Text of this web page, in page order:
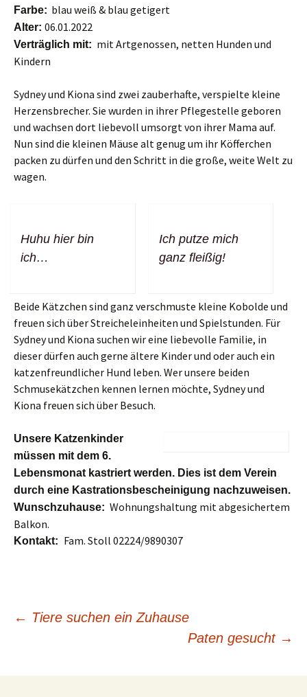
Farbe: blau weiß & blau getigert
Alter: 06.01.2022
Verträglich mit: mit Artgenossen, netten Hunden und
Kindern
Sydney und Kiona sind zwei zauberhafte, verspielte kleine
Herzensbrecher. Sie wurden in ihrer Pflegestelle geboren
und wachsen dort liebevoll umsorgt von ihrer Mama auf.
Nun sind die kleinen Mäuse alt genug um ihr Köfferchen
packen zu dürfen und den Schritt in die große, weite Welt zu
wagen.
Huhu hier bin
ich…
Ich putze mich
ganz fleißig!
Beide Kätzchen sind ganz verschmuste kleine Kobolde und
freuen sich über Streicheleinheiten und Spielstunden. Für
Sydney und Kiona suchen wir eine liebevolle Familie, in
dieser dürfen auch gerne ältere Kinder und oder auch ein
katzenfreundlicher Hund leben. Wer unsere beiden
Schmusekätzchen kennen lernen möchte, Sydney und
Kiona freuen sich über Besuch.
Unsere Katzenkinder
müssen mit dem 6.
Lebensmonat kastriert werden. Dies ist dem Verein
durch eine Kastrationsbescheinigung nachzuweisen.
Wunschzuhause: Wohnungshaltung mit abgesichertem
Balkon.
Kontakt: Fam. Stoll 02224/9890307
Beitragsnavigation
← Tiere suchen ein Zuhause
Paten gesucht →